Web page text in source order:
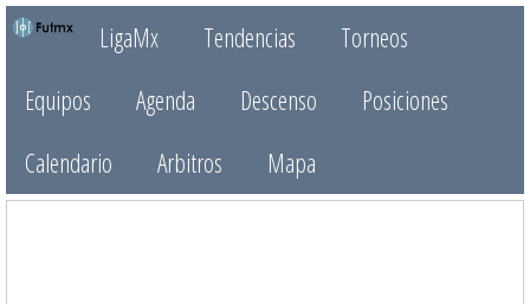
LigaMx Tendencias
Torneos
Equipos
Agenda Descenso
Posiciones
Calendario
Arbitros Mapa